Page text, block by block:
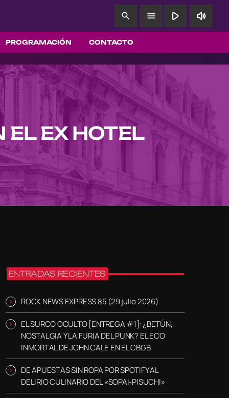
PROGRAMACIÓN CONTACTO
search menu play_arrow volume_up
EL EX HOTEL
ENTRADAS RECIENTES
ROCK NEWS EXPRESS 85 (29 julio 2026)
EL SURCO OCULTO [ENTREGA #1]: ¿BETÚN,
NOSTALGIA Y LA FURIA DEL PUNK? EL ECO
INMORTAL DE JOHN CALE EN EL CBGB
DE APUESTAS SIN ROPA POR SPOTIFY AL
DELIRIO CULINARIO DEL «SOPAI-PISUCHI»